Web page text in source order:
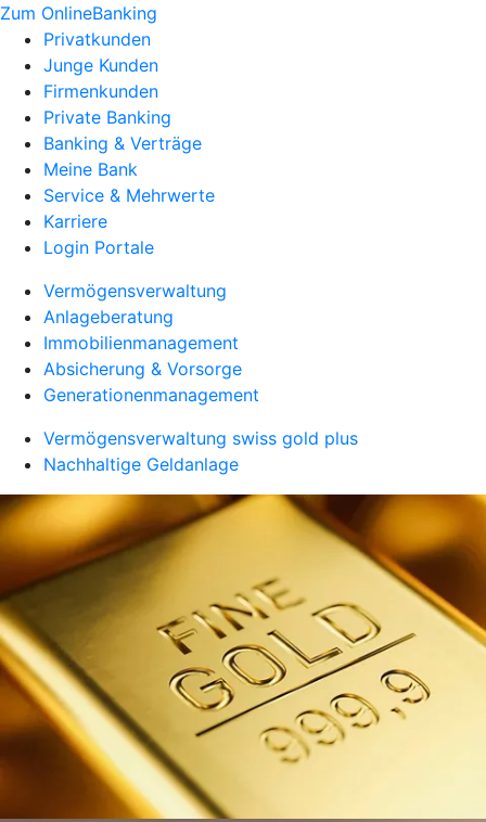
Zum OnlineBanking
Privatkunden
Junge Kunden
Firmenkunden
Private Banking
Banking & Verträge
Meine Bank
Service & Mehrwerte
Karriere
Login Portale
Vermögensverwaltung
Anlageberatung
Immobilienmanagement
Absicherung & Vorsorge
Generationenmanagement
Vermögensverwaltung swiss gold plus
Nachhaltige Geldanlage